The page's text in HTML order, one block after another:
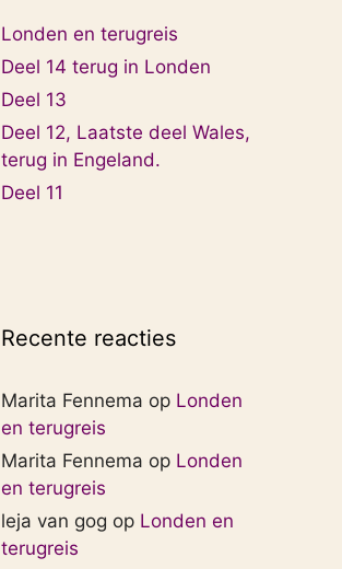
Londen en terugreis
Deel 14 terug in Londen
Deel 13
Deel 12, Laatste deel Wales,
terug in Engeland.
Deel 11
Recente reacties
Marita Fennema op Londen
en terugreis
Marita Fennema op Londen
en terugreis
leja van gog op Londen en
terugreis